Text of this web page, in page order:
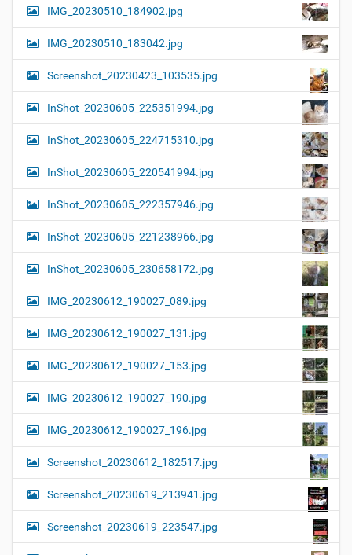
IMG_20230510_184902.jpg
IMG_20230510_183042.jpg
Screenshot_20230423_103535.jpg
InShot_20230605_225351994.jpg
InShot_20230605_224715310.jpg
InShot_20230605_220541994.jpg
InShot_20230605_222357946.jpg
InShot_20230605_221238966.jpg
InShot_20230605_230658172.jpg
IMG_20230612_190027_089.jpg
IMG_20230612_190027_131.jpg
IMG_20230612_190027_153.jpg
IMG_20230612_190027_190.jpg
IMG_20230612_190027_196.jpg
Screenshot_20230612_182517.jpg
Screenshot_20230619_213941.jpg
Screenshot_20230619_223547.jpg